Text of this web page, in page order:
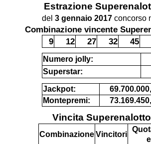
Estrazione
del 3 gennaio 2017 concorso
Combinazione vincente
9
12 27 32 45
Numero jolly:
Superstar:
Jackpot:
Montepremi:
Vincita Superenalotto
CombinazioneVincitori